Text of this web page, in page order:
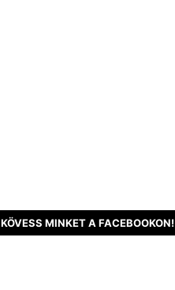
KÖVESS MINKET A FACEBOOKON!